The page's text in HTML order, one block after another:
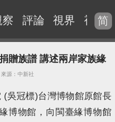
察 評論 視界 視頻
简
贈族譜 講述兩岸家族緣
來源：中新社
(吳冠標)台灣博物館原館長
博物館，向閩臺緣博物館